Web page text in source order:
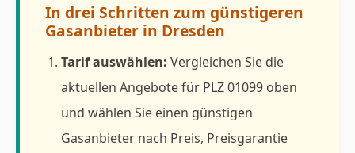
In drei Schritten zum günstigeren
Gasanbieter in Dresden
Tarif auswählen: Vergleichen Sie die
aktuellen Angebote für PLZ 01099 oben
und wählen Sie einen günstigen
Gasanbieter nach Preis, Preisgarantie